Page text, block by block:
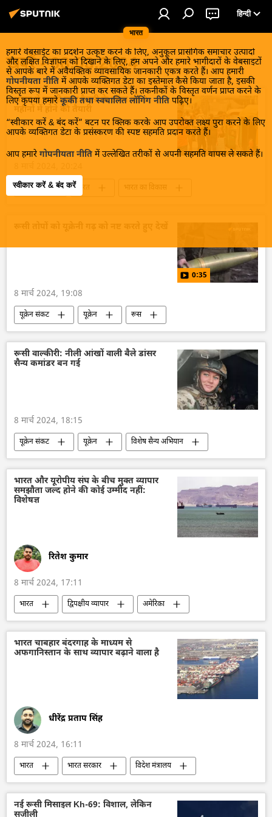
भारत
हिन्दी
हमारे वेबसाईट का प्रदर्शन उत्कृष्ट करने के लिए, अनुकूल प्रासंगिक समाचार उत्पादों
और लक्षित विज्ञापन को दिखाने के लिए, हम अपने और हमारे भागीदारों के वेबसाइटों
से आपके बारे में अवैयक्तिक व्यावसायिक जानकारी एकत्र करते हैं। आप हमारी
गोपनीयता नीति में आपके व्यक्तिगत डेटा का इस्तेमाल कैसे किया जाता है, इसकी
विस्तृत रूप में जानकारी प्राप्त कर सकते हैं। तकनीकों के विस्तृत वर्णन प्राप्त करने के
लिए कृपया हमारे कूकी तथा स्वचालित लॉगिंग नीति पढ़िए।
“स्वीकार करें & बंद करें” बटन पर क्लिक करके आप उपरोक्त लक्ष्य पुरा करने के लिए
आपके व्यक्तिगत डेटा के प्रसंस्करण की स्पष्ट सहमति प्रदान करते हैं।
आप हमारे गोपनीयता नीति में उल्लेखित तरीकों से अपनी सहमति वापस ले सकते हैं।
स्वीकार करें & बंद करें
खबरें - 08.03.2024
भारत में पहली एयर टैक्सी के लॉन्च की 8
महीनों में होने की तैयारी
ऑफबीट भारत
भारत का विकास
0:35
8 मार्च 2024, 19:08
यूक्रेन संकट यूक्रेन
रूस
रूसी सेना
रूसी सैन्य तकनीक
तकनीकी विकास
विशेष सैन्य अभियान
रूसी वाल्कीरी: नीली आंखों वाली बैले डांसर
सैन्य कमांडर बन गई
8 मार्च 2024, 18:15
यूक्रेन संकट यूक्रेन
विशेष सैन्य अभियान
रूस
रूसी सेना
अन्तरराष्ट्रीय महिला दिवस
महिलाओं की शिक्षा
मानवीय सहायता
यूक्रेन सशस्त्र बल
यूक्रेन का जवाबी हमला
भारत और यूरोपीय संघ के बीच मुक्त व्यापार
समझौता जल्द होने की कोई उम्मीद नहीं:
विशेषज्ञ
रितेश कुमार
8 मार्च 2024, 17:11
भारत द्विपक्षीय व्यापार
अमेरिका
यूरोपीय संघ
कनाडा
अर्थव्यवस्था
यूरोप
द्विपक्षीय रिश्ते
व्यापार गलियारा
खालिस्तान
Sputnik मान्यता
भारत चाबहार बंदरगाह के माध्यम से
अफगानिस्तान के साथ व्यापार बढ़ाने वाला है
धीरेंद्र प्रताप सिंह
8 मार्च 2024, 16:11
भारत भारत सरकार
विदेश मंत्रालय
भारत का विदेश मंत्रालय (MEA)
एस. जयशंकर
अफगानिस्तान
तालिबान
ईरान
नई रूसी मिसाइल Kh-69: विशाल, लेकिन
सजीली